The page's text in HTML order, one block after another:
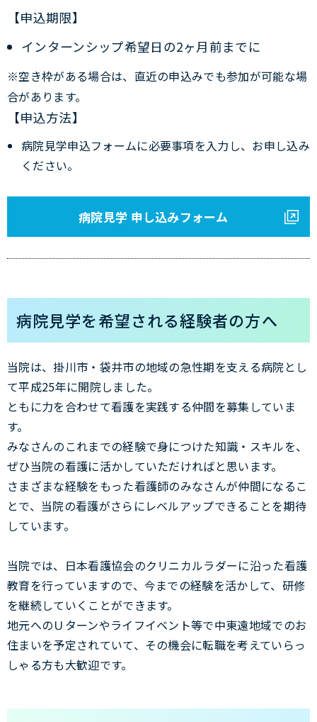
【申込期限】
インターンシップ希望日の2ヶ月前までに
※空き枠がある場合は、直近の申込みでも参加が可能な場
合があります。
【申込方法】
病院見学申込フォームに必要事項を入力し、お申し込み
ください。
病院見学 申し込みフォーム
病院見学を希望される経験者の方へ
当院は、掛川市・袋井市の地域の急性期を支える病院とし
て平成25年に開院しました。
ともに力を合わせて看護を実践する仲間を募集していま
す。
みなさんのこれまでの経験で身につけた知識・スキルを、
ぜひ当院の看護に活かしていただければと思います。
さまざまな経験をもった看護師のみなさんが仲間になるこ
とで、当院の看護がさらにレベルアップできることを期待
しています。
当院では、日本看護協会のクリニカルラダーに沿った看護
教育を行っていますので、今までの経験を活かして、研修
を継続していくことができます。
地元へのＵターンやライフイベント等で中東遠地域でのお
住まいを予定されていて、その機会に転職を考えていらっ
しゃる方も大歓迎です。